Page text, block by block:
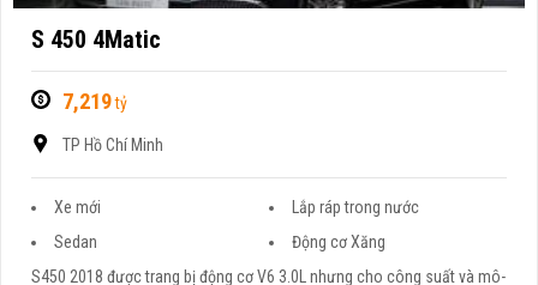
S 450 4Matic
7,219tỷ
TP Hồ Chí Minh
Xe mới
Lắp ráp trong nước
Sedan
Động cơ Xăng
S450 2018 được trang bị động cơ V6 3.0L nhưng cho công suất và mô-